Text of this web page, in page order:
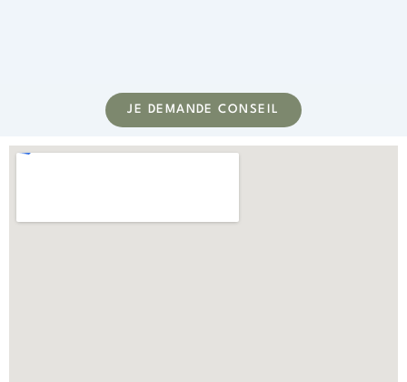
JE DEMANDE CONSEIL